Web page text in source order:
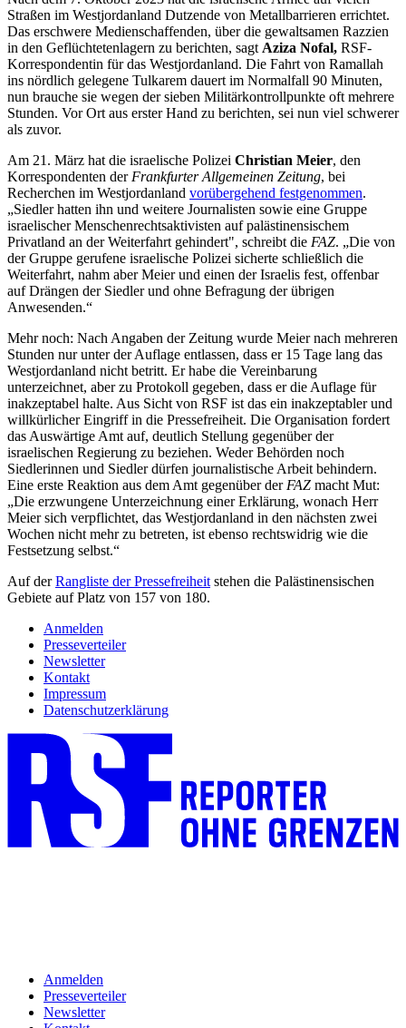
Straßen im Westjordanland Dutzende von Metallbarrieren errichtet.
Das erschwere Medienschaffenden, über die gewaltsamen Razzien
in den Geflüchtetenlagern zu berichten, sagtAziza Nofal, RSF-
Korrespondentin für das Westjordanland. Die Fahrt von Ramallah
ins nördlich gelegene Tulkarem dauert im Normalfall 90 Minuten,
nun brauche sie wegen der sieben Militärkontrollpunkte oft mehrere
Stunden. Vor Ort aus erster Hand zu berichten, sei nun viel schwerer
als zuvor.
Am 21. März hat die israelische Polizei Christian Meier, den
Korrespondenten derFrankfurter Allgemeinen Zeitung, bei
Recherchen im Westjordanland vorübergehend festgenommen.
„Siedler hatten ihn und weitere Journalisten sowie eine Gruppe
israelischer Menschenrechtsaktivisten auf palästinensischem
Privatland an der Weiterfahrt gehindert", schreibt die FAZ. „Die von
der Gruppe gerufene israelische Polizei sicherte schließlich die
Weiterfahrt, nahm aber Meier und einen der Israelis fest, offenbar
auf Drängen der Siedler und ohne Befragung der übrigen
Anwesenden.“
Mehr noch: Nach Angaben der Zeitung wurde Meier nach mehreren
Stunden nur unter der Auflage entlassen, dass er 15 Tage lang das
Westjordanland nicht betritt. Er habe die Vereinbarung
unterzeichnet, aber zu Protokoll gegeben, dass er die Auflage für
inakzeptabel halte. Aus Sicht von RSF ist das ein inakzeptabler und
willkürlicher Eingriff in die Pressefreiheit. Die Organisation fordert
das Auswärtige Amt auf, deutlich Stellung gegenüber der
israelischen Regierung zu beziehen. Weder Behörden noch
Siedlerinnen und Siedler dürfen journalistische Arbeit behindern.
Eine erste Reaktion aus dem Amt gegenüber derFAZ macht Mut:
„Die erzwungene Unterzeichnung einer Erklärung, wonach Herr
Meier sich verpflichtet, das Westjordanland in den nächsten zwei
Wochen nicht mehr zu betreten, ist ebenso rechtswidrig wie die
Festsetzung selbst.“
Auf derRangliste der Pressefreiheitstehen die Palästinensischen
Gebiete auf Platz von 157 von 180.
Anmelden
Presseverteiler
Newsletter
Kontakt
Impressum
Datenschutzerklärung
Anmelden
Presseverteiler
Newsletter